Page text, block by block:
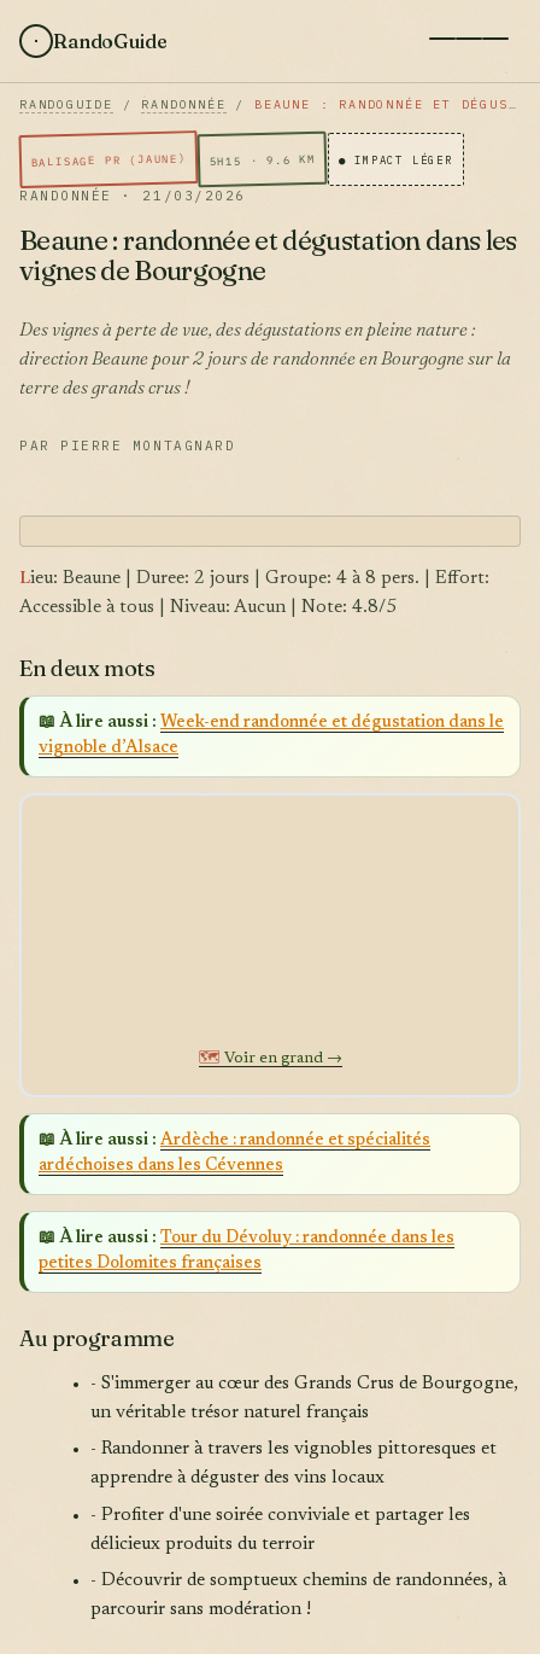
RandoGuide
RANDOGUIDE / RANDONNÉE / BEAUNE : RANDONNÉE ET DÉGUSTATION DANS LES VIGNES DE BOURGOGNE
BALISAGE PR (JAUNE) 5H15 · 9.6 KM ● IMPACT LÉGER
RANDONNÉE · 21/03/2026
Beaune : randonnée et dégustation dans les
vignes de Bourgogne
Des vignes à perte de vue, des dégustations en pleine nature :
direction Beaune pour 2 jours de randonnée en Bourgogne sur la
terre des grands crus !
PAR PIERRE MONTAGNARD
Lieu: Beaune | Duree: 2 jours | Groupe: 4 à 8 pers. | Effort:
Accessible à tous | Niveau: Aucun | Note: 4.8/5
En deux mots
📖 À lire aussi : Week-end randonnée et dégustation dans le
vignoble d’Alsace
🗺️ Voir en grand →
📖 À lire aussi : Ardèche : randonnée et spécialités
ardéchoises dans les Cévennes
📖 À lire aussi : Tour du Dévoluy : randonnée dans les
petites Dolomites françaises
Au programme
- S'immerger au cœur des Grands Crus de Bourgogne,
un véritable trésor naturel français
- Randonner à travers les vignobles pittoresques et
apprendre à déguster des vins locaux
- Profiter d'une soirée conviviale et partager les
délicieux produits du terroir
- Découvrir de somptueux chemins de randonnées, à
parcourir sans modération !